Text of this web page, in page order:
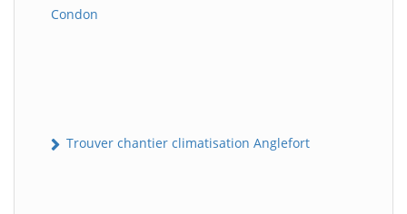
Condon
Trouver chantier climatisation Anglefort